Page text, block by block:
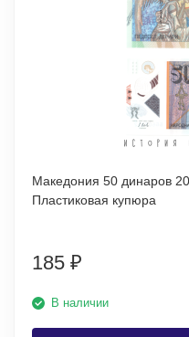
Македония 50 динаров
Пластиковая купюра
185 ₽
В наличии